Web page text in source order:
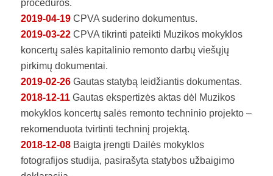
procedūros.
2019-04-19CPVA suderino dokumentus.
2019-03-22CPVA tikrinti pateikti Muzikos mokyklos
koncertų salės kapitalinio remonto darbų viešųjų
pirkimų dokumentai.
2019-02-26 Gautas statybą leidžiantis dokumentas.
2018-12-11Gautas ekspertizės aktas dėl Muzikos
mokyklos koncertų salės remonto techninio projekto –
rekomenduota tvirtinti techninį projektą.
2018-12-08Baigta įrengti Dailės mokyklos
fotografijos studija, pasirašyta statybos užbaigimo